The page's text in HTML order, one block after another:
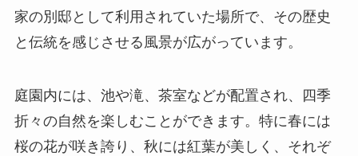
家の別邸として利用されていた場所で、その歴史
と伝統を感じさせる風景が広がっています。
庭園内には、池や滝、茶室などが配置され、四季
折々の自然を楽しむことができます。特に春には
桜の花が咲き誇り、秋には紅葉が美しく、それぞ